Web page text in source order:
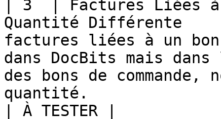
| 3  | Factures Liées à
Quantité
factures liées à un bon
dans DocBits mais dans
des bons de
quantité.
| À TESTER |